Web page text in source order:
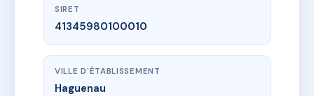
SIRET
41345980100010
VILLE D'ÉTABLISSEMENT
Haguenau